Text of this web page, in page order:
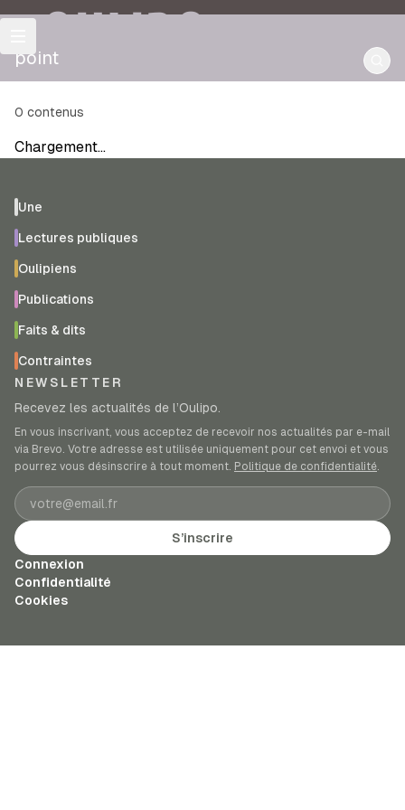
OULIPO
point
0 contenus
Chargement…
Une
Lectures publiques
Oulipiens
Publications
Faits & dits
Contraintes
NEWSLETTER
Recevez les actualités de l’Oulipo.
En vous inscrivant, vous acceptez de recevoir nos actualités par e-mail
via Brevo. Votre adresse est utilisée uniquement pour cet envoi et vous
pourrez vous désinscrire à tout moment. Politique de confidentialité.
Adresse e-mail
S’inscrire
Connexion
Confidentialité
Cookies